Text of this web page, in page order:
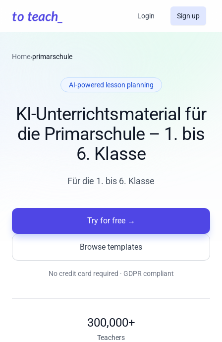
Login Sign up
Home›primarschule
AI-powered lesson planning
KI-Unterrichtsmaterial für
die Primarschule – 1. bis
6. Klasse
Für die 1. bis 6. Klasse
Try for free→
Browse templates
No credit card required · GDPR compliant
300,000+
Teachers